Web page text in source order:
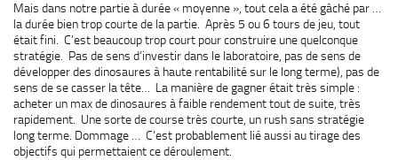
Mais dans notre partie à durée « moyenne », tout cela a été gâché par …
la durée bien trop courte de la partie. Après 5 ou 6 tours de jeu, tout
était fini. C’est beaucoup trop court pour construire une quelconque
stratégie. Pas de sens d’investir dans le laboratoire, pas de sens de
développer des dinosaures à haute rentabilité sur le long terme), pas de
sens de se casser la tête… La manière de gagner était très simple :
acheter un max de dinosaures à faible rendement tout de suite, très
rapidement. Une sorte de course très courte, un rush sans stratégie
long terme. Dommage … C’est probablement lié aussi au tirage des
objectifs qui permettaient ce déroulement.